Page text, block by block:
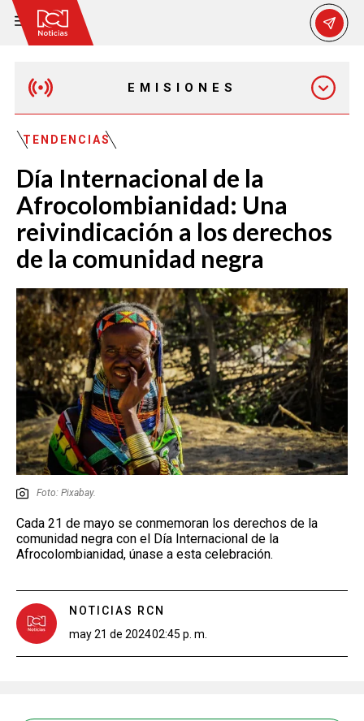
EMISIONES
EMISIÓN 12:30 PM
EMISIÓN 7:00 PM
TENDENCIAS
Día Internacional de la
Afrocolombianidad: Una
reivindicación a los derechos
de la comunidad negra
Foto: Pixabay.
Cada 21 de mayo se conmemoran los derechos de la
comunidad negra con el Día Internacional de la
Afrocolombianidad, únase a esta celebración.
NOTICIAS RCN
may 21 de 202402:45 p. m.